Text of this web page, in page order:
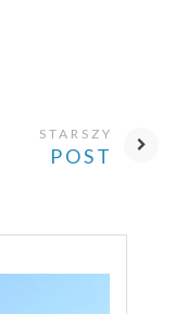
STARSZY
POST